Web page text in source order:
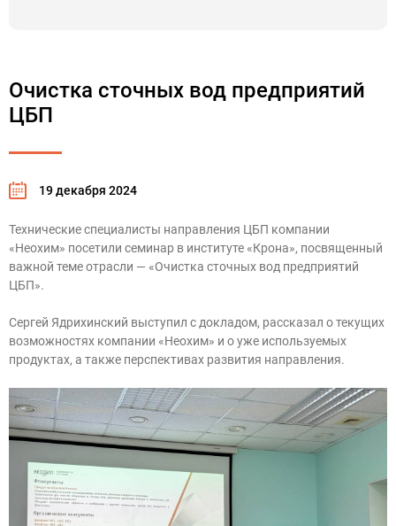
Очистка сточных вод предприятий
ЦБП
19 декабря 2024
Технические специалисты направления ЦБП компании
«Неохим» посетили семинар в институте «Крона», посвященный
важной теме отрасли — «Очистка сточных вод предприятий
ЦБП».
Сергей Ядрихинский выступил с докладом, рассказал о текущих
возможностях компании «Неохим» и о уже используемых
продуктах, а также перспективах развития направления.